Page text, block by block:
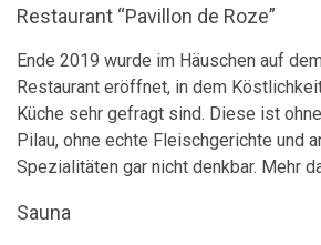
Restaurant “Pavillon de Roze”
Ende 2019 wurde im Häuschen auf
Restaurant eröffnet, in dem
Küche sehr gefragt sind. Diese ist
Pilau, ohne echte Fleischgerichte und
Spezialitäten gar nicht denkbar. Mehr
Sauna